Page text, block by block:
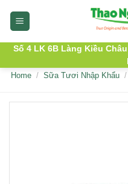
Số 4 LK 6B Làng Kiều
Home / Sữa Tươi Nhập Khẩu /